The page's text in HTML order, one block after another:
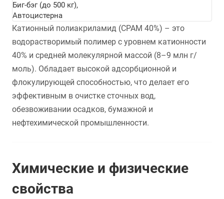
Биг-бэг (до 500 кг),
Автоцистерна
Катионный полиакриламид (CPAM 40%) – это
водорастворимый полимер с уровнем катионности
40% и средней молекулярной массой (8–9 млн г/
моль). Обладает высокой адсорбционной и
флокулирующей способностью, что делает его
эффективным в очистке сточных вод,
обезвоживании осадков, бумажной и
нефтехимической промышленности.
Химические и физические
свойства